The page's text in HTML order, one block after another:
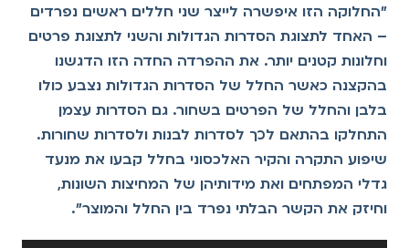
"החלוקה הזו איפשרה לייצר שני חללים ראשים נפרדים
– האחד לתצוגת הסדרות הגדולות והשני לתצוגת פרטים
וחלונות קטנים יותר. את ההפרדה החדה הזו הדגשנו
בהקצנה כאשר החלל של הסדרות הגדולות נצבע כולו
בלבן והחלל של הפרטים בשחור. גם הסדרות עצמן
התחלקו בהתאם לכך לסדרות לבנות ולסדרות שחורות.
שיפוע התקרה והקיר האלכסוני בחלל קבעו את מנעד
גדלי המפתחים ואת מידותיהן של המחיצות השונות,
וחיזק את הקשר הבלתי נפרד בין החלל והמוצר".